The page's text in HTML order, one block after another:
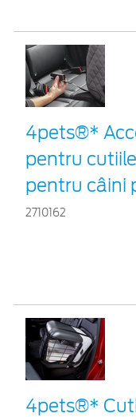
4pets®*
pentru
pentru câini
2710162
4pets®*